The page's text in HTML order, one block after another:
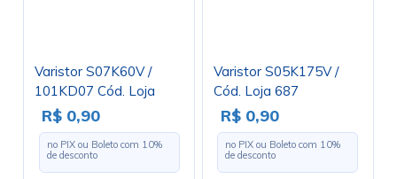
Varistor S07K60V /
101KD07 Cód. Loja
3038
R$ 0,90
no PIX ou Boleto com 10%
de desconto
Varistor S05K175V /
Cód. Loja 687
R$ 0,90
no PIX ou Boleto com 10%
de desconto